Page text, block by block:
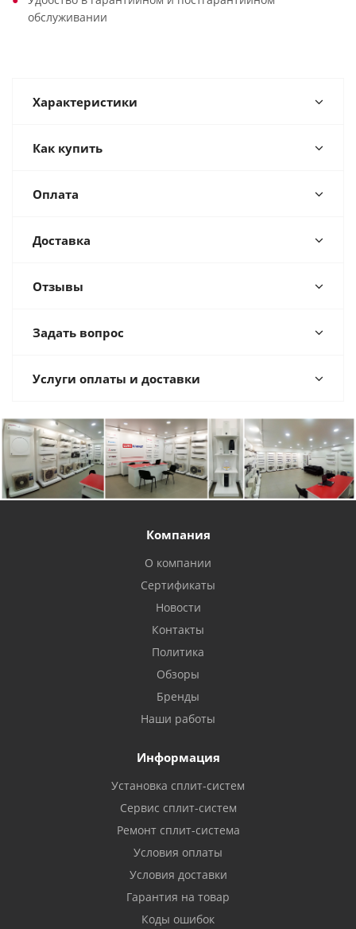
обслуживании
Характеристики
Как купить
Оплата
Доставка
Отзывы
Задать вопрос
Услуги оплаты и доставки
Компания
О компании
Сертификаты
Новости
Контакты
Политика
Обзоры
Бренды
Наши работы
Информация
Установка сплит-систем
Сервис сплит-систем
Ремонт сплит-система
Условия оплаты
Условия доставки
Гарантия на товар
Коды ошибок